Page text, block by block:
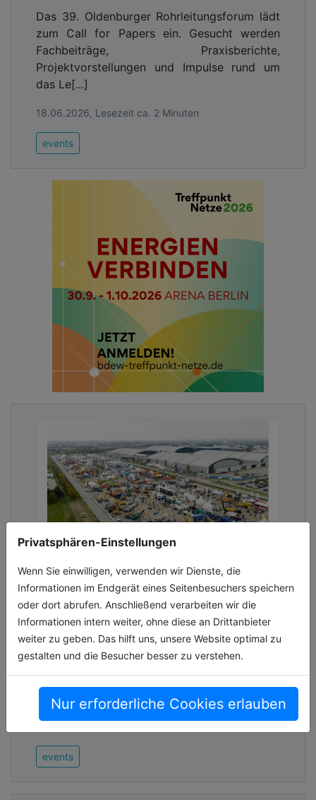
Privatsphären-Einstellungen
Wenn Sie einwilligen, verwenden wir Dienste, die
Informationen im Endgerät eines Seitenbesuchers speichern
oder dort abrufen. Anschließend verarbeiten wir die
Informationen intern weiter, ohne diese an Drittanbieter
weiter zu geben. Das hilft uns, unsere Website optimal zu
gestalten und die Besucher besser zu verstehen.
Nur erforderliche Cookies erlauben
Das 39. Oldenburger Rohrleitungsforum lädt
zum Call for Papers ein. Gesucht werden
Fachbeiträge, Praxisberichte,
Projektvorstellungen und Impulse rund um
das Le[...]
18.06.2026, Lesezeit ca. 2 Minuten
events
RATL 2027 wird Motor für Tiefbau &
Recycling
Das kompakte Format der
Demonstrationsmesse RecyclingAKTIV &
TiefbauLIVE (RATL) mit klarem Fokus auf
Bau, Abbruch und Recycling bietet
Ausstellenden und Besuche[...]
events